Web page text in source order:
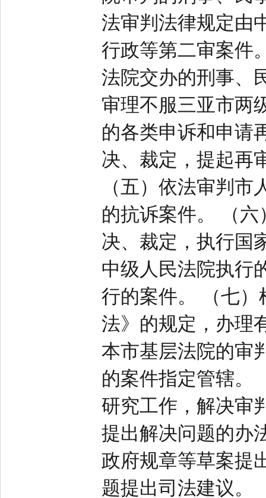
法审判法律规定由
行政等第二审案件
法院交办的刑事、
审理不服三亚市两
的各类申诉和申请
决、裁定，提起再
（五）依法审判
的抗诉案件。 （
决、裁定，执行国
中级人民法院执行
行的案件。 （七
法》的规定，办理
本市基层法院的审
的案件指定管辖。
研究工作，解决审
提出解决问题的办
政府规章等草案提
题提出司法建议。